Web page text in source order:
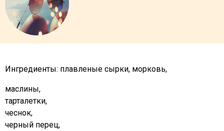
Ингредиенты: плавленые сырки, морковь,
маслины,
тарталетки,
чеснок,
черный перец,